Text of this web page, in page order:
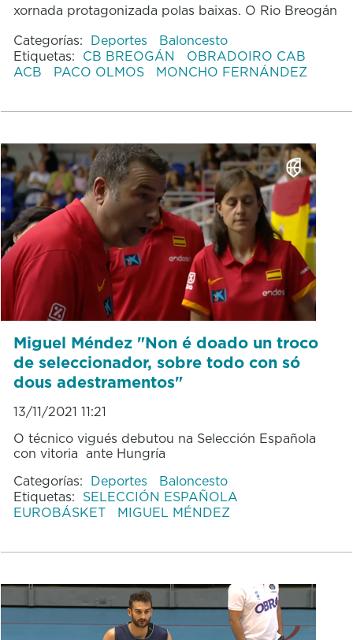
xornada protagonizada polas baixas. O Rio Breogán
Categorías: Deportes
Baloncesto
Etiquetas: CB BREOGÁN
OBRADOIRO CAB
ACB
PACO OLMOS MONCHO FERNÁNDEZ
Miguel Méndez "Non é doado un troco
de seleccionador, sobre todo con só
dous adestramentos"
13/11/2021 11:21
O técnico vigués debutou na Selección Española
con vitoria ante Hungría
Categorías: Deportes
Baloncesto
Etiquetas: SELECCIÓN ESPAÑOLA
EUROBÁSKET
MIGUEL MÉNDEZ